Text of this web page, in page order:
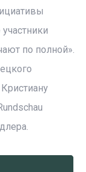
по полной».